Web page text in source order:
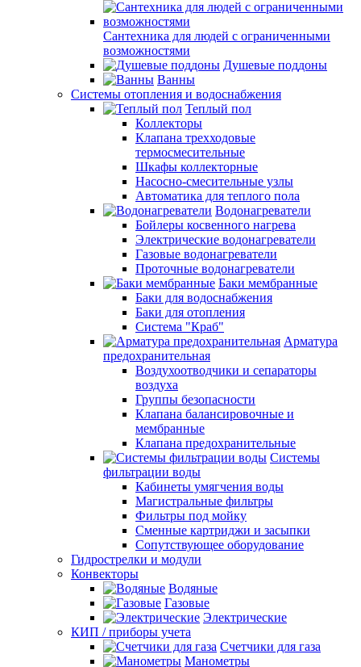
Сантехника для людей с ограниченными
возможностями
Душевые поддоны
Ванны
Системы отопления и водоснабжения
Теплый пол
Коллекторы
Клапана трехходовые
термосмесительные
Шкафы коллекторные
Насосно-смесительные узлы
Автоматика для теплого пола
Водонагреватели
Бойлеры косвенного нагрева
Электрические водонагреватели
Газовые водонагреватели
Проточные водонагреватели
Баки мембранные
Баки для водоснабжения
Баки для отопления
Система "Краб"
Арматура
предохранительная
Воздухоотводчики и сепараторы
воздуха
Группы безопасности
Клапана балансировочные и
мембранные
Клапана предохранительные
Системы
фильтрации воды
Кабинеты умягчения воды
Магистральные фильтры
Фильтры под мойку
Сменные картриджи и засыпки
Сопутствующее оборудование
Гидрострелки и модули
Конвекторы
Водяные
Газовые
Электрические
КИП / приборы учета
Счетчики для газа
Манометры